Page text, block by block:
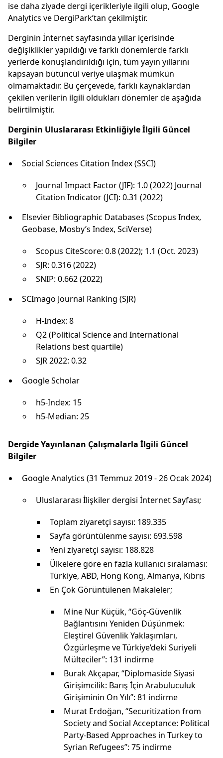
ise daha ziyade dergi içerikleriyle ilgili olup, Google
Analytics ve DergiPark’tan çekilmiştir.
Derginin İnternet sayfasında yıllar içerisinde
değişiklikler yapıldığı ve farklı dönemlerde farklı
yerlerde konuşlandırıldığı için, tüm yayın yıllarını
kapsayan bütüncül veriye ulaşmak mümkün
olmamaktadır. Bu çerçevede, farklı kaynaklardan
çekilen verilerin ilgili oldukları dönemler de aşağıda
belirtilmiştir.
Derginin Uluslararası Etkinliğiyle İlgili Güncel
Bilgiler
Social Sciences Citation Index (SSCI)
Journal Impact Factor (JIF): 1.0 (2022) Journal
Citation Indicator (JCI): 0.31 (2022)
Elsevier Bibliographic Databases (Scopus Index,
Geobase, Mosby’s Index, SciVerse)
Scopus CiteScore: 0.8 (2022); 1.1 (Oct. 2023)
SJR: 0.316 (2022)
SNIP: 0.662 (2022)
SCImago Journal Ranking (SJR)
H-Index: 8
Q2 (Political Science and International
Relations best quartile)
SJR 2022: 0.32
Google Scholar
h5-Index: 15
h5-Median: 25
Dergide Yayınlanan Çalışmalarla İlgili Güncel
Bilgiler
Google Analytics (31 Temmuz 2019 - 26 Ocak 2024)
Uluslararası İlişkiler dergisi İnternet Sayfası;
Toplam ziyaretçi sayısı: 189.335
Sayfa görüntülenme sayısı: 693.598
Yeni ziyaretçi sayısı: 188.828
Ülkelere göre en fazla kullanıcı sıralaması:
Türkiye, ABD, Hong Kong, Almanya, Kıbrıs
En Çok Görüntülenen Makaleler;
Mine Nur Küçük, “Göç-Güvenlik
Bağlantısını Yeniden Düşünmek:
Eleştirel Güvenlik Yaklaşımları,
Özgürleşme ve Türkiye’deki Suriyeli
Mülteciler”: 131 indirme
Burak Akçapar, “Diplomaside Siyasi
Girişimcilik: Barış İçin Arabuluculuk
Girişiminin On Yılı”: 81 indirme
Murat Erdoğan, “Securitization from
Society and Social Acceptance: Political
Party-Based Approaches in Turkey to
Syrian Refugees”: 75 indirme